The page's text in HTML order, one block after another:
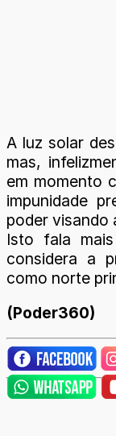
A luz solar
mas,
em momento
impunidade
poder visando
Isto fala
considera a
como norte
(Poder360)